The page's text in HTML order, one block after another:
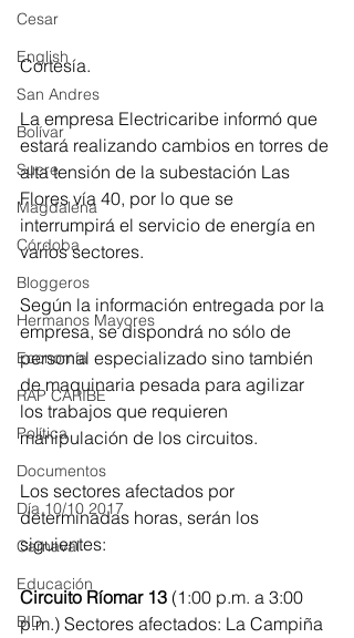
Cesar
English
San Andres
Bolívar
Sucre
Magdalena
Córdoba
Bloggeros
Hermanos Mayores
Economía
RAP CARIBE
Política
Documentos
Día 10/10 2017
Carnaval
Educación
BID
Cortesía.
La empresa Electricaribe informó que
estará realizando cambios en torres de
alta tensión de la subestación Las
Flores vía 40, por lo que se
interrumpirá el servicio de energía en
varios sectores.
Según la información entregada por la
empresa, se dispondrá no sólo de
personal especializado sino también
de maquinaria pesada para agilizar
los trabajos que requieren
manipulación de los circuitos.
Los sectores afectados por
determinadas horas, serán los
siguientes:
Circuito Ríomar 13 (1:00 p.m. a 3:00
p.m.) Sectores afectados: La Campiña